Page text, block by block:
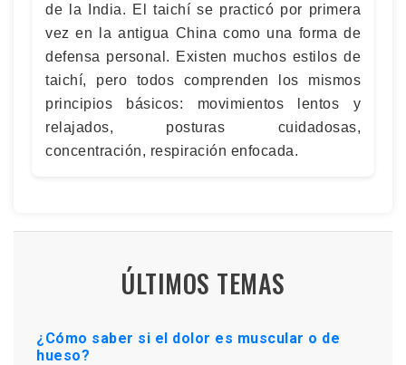
de la India. El taichí se practicó por primera
vez en la antigua China como una forma de
defensa personal. Existen muchos estilos de
taichí, pero todos comprenden los mismos
principios básicos: movimientos lentos y
relajados, posturas cuidadosas,
concentración, respiración enfocada.
ÚLTIMOS TEMAS
¿Cómo saber si el dolor es muscular o de
hueso?